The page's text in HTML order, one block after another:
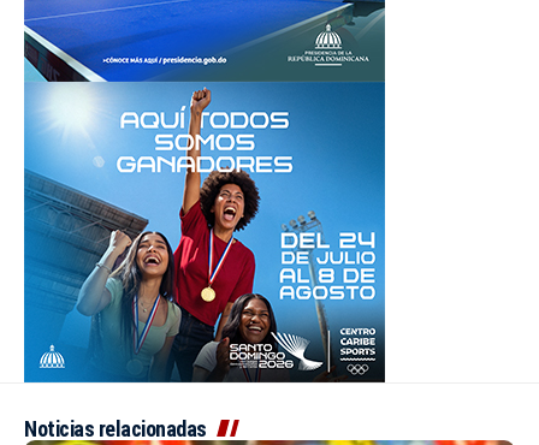
Noticias relacionadas